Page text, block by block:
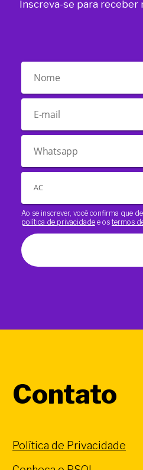
Inscreva-se para receber
Ao se inscrever, você confirma que
política de privacidade e os termos
Contato
Política de Privacidade